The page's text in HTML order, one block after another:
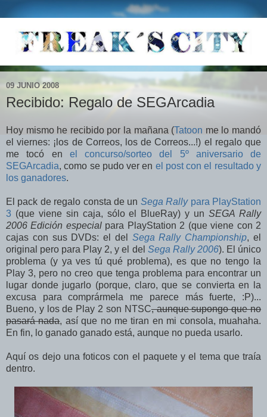
09 JUNIO 2008
Recibido: Regalo de SEGArcadia
Hoy mismo he recibido por la mañana (Tatoon me lo mandó
el viernes: ¡los de Correos, los de Correos...!) el regalo que
me tocó en el concurso/sorteo del 5º aniversario de
SEGArcadia, como se pudo ver en el post con el resultado y
los ganadores.
El pack de regalo consta de un Sega Rallypara PlayStation
3 (que viene sin caja, sólo el BlueRay) y unSEGA Rally
2006 Edición especialpara PlayStation 2 (que viene con 2
cajas con sus DVDs: el del Sega Rally Championship, el
original pero para Play 2, y el del Sega Rally 2006). El único
problema (y ya ves tú qué problema), es que no tengo la
Play 3, pero no creo que tenga problema para encontrar un
lugar donde jugarlo (porque, claro, que se convierta en la
excusa para comprármela me parece más fuerte, :P)...
Bueno, y los de Play 2 son NTSC, aunque supongo que no
pasará nada, así que no me tiran en mi consola, muahaha.
En fin, lo ganado ganado está, aunque no pueda usarlo.
Aquí os dejo una foticos con el paquete y el tema que traía
dentro.